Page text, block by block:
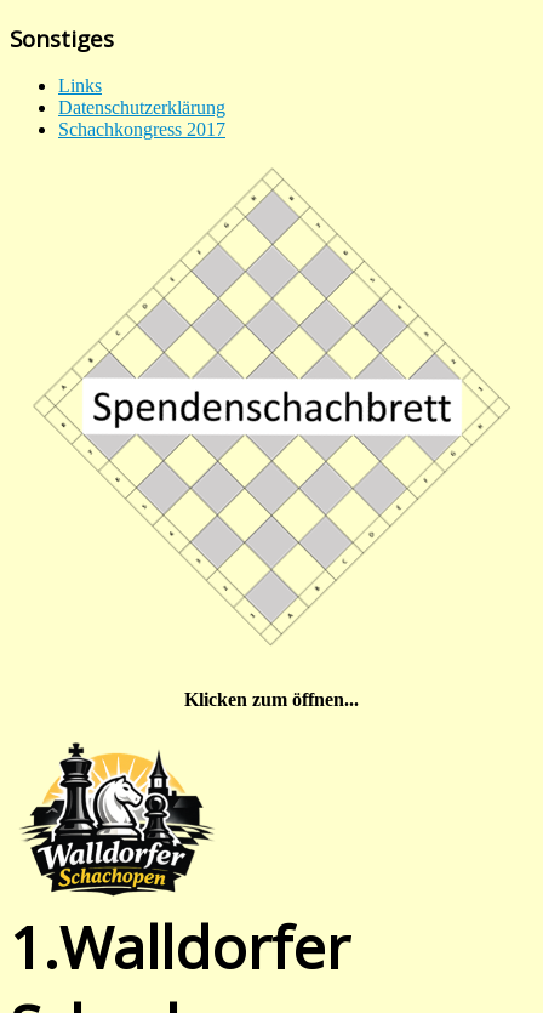
Sonstiges
Links
Datenschutzerklärung
Schachkongress 2017
Klicken zum öffnen...
1.Walldorfer